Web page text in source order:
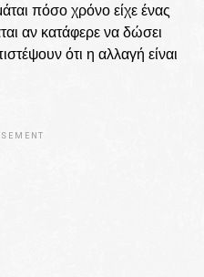
πόσο χρόνο είχε ένας
αν κατάφερε να δώσει
ότι η αλλαγή είναι